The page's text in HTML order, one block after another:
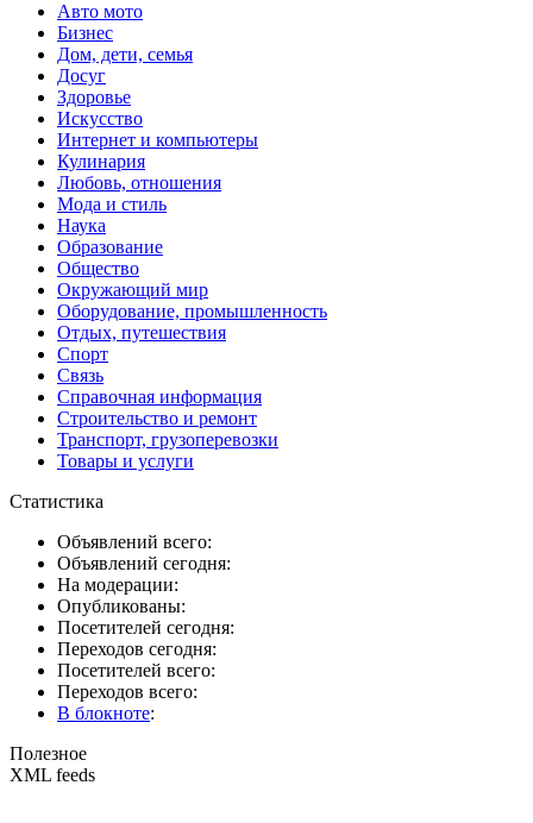
Авто мото
Бизнес
Дом, дети, семья
Досуг
Здоровье
Искусство
Интернет и компьютеры
Кулинария
Любовь, отношения
Мода и стиль
Наука
Образование
Общество
Окружающий мир
Оборудование, промышленность
Отдых, путешествия
Спорт
Связь
Справочная информация
Строительство и ремонт
Транспорт, грузоперевозки
Товары и услуги
Статистика
Объявлений всего:
Объявлений сегодня:
На модерации:
Опубликованы:
Посетителей сегодня:
Переходов сегодня:
Посетителей всего:
Переходов всего:
В блокноте:
Полезное
XML feeds